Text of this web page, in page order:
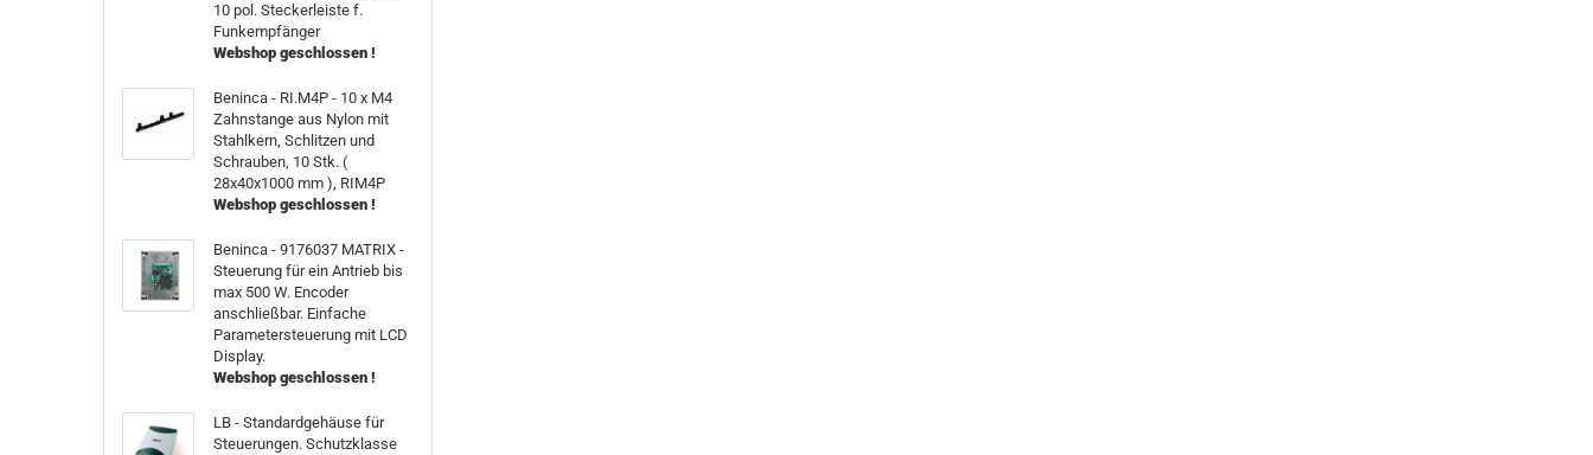
10 pol. Steckerleiste f.
Funkempfänger
Webshop geschlossen !
Beninca - RI.M4P - 10 x M4
Zahnstange aus Nylon mit
Stahlkern, Schlitzen und
Schrauben, 10 Stk. (
28x40x1000 mm ), RIM4P
Webshop geschlossen !
Beninca - 9176037 MATRIX -
Steuerung für ein Antrieb bis
max 500 W. Encoder
anschließbar. Einfache
Parametersteuerung mit LCD
Display.
Webshop geschlossen !
LB - Standardgehäuse für
Steuerungen. Schutzklasse